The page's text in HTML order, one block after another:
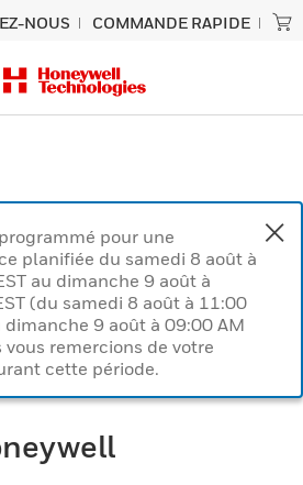
NOUS COMMANDE RAPIDE
pour une
planifiée du samedi 8 août à
au dimanche 9 août à
(du samedi 8 août à 11:00
dimanche 9 août à 09:00 AM
vous remercions de votre
cette période.